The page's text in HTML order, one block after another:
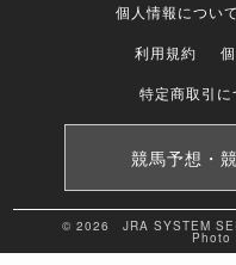
個人情報について
利用規約
特定商取引に
競馬予想・
© 2026 JRA SYSTEM
Photo